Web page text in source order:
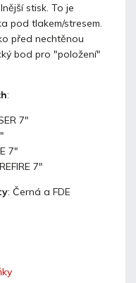
stisk. To je
pod tlakem/stresem.
před nechtěnou
bod pro "položení"
:
7"
7"
7"
: Černá a FDE